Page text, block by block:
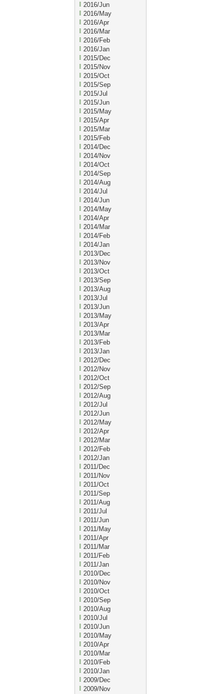
2016/Jun
2016/May
2016/Apr
2016/Mar
2016/Feb
2016/Jan
2015/Dec
2015/Nov
2015/Oct
2015/Sep
2015/Jul
2015/Jun
2015/May
2015/Apr
2015/Mar
2015/Feb
2014/Dec
2014/Nov
2014/Oct
2014/Sep
2014/Aug
2014/Jul
2014/Jun
2014/May
2014/Apr
2014/Mar
2014/Feb
2014/Jan
2013/Dec
2013/Nov
2013/Oct
2013/Sep
2013/Aug
2013/Jul
2013/Jun
2013/May
2013/Apr
2013/Mar
2013/Feb
2013/Jan
2012/Dec
2012/Nov
2012/Oct
2012/Sep
2012/Aug
2012/Jul
2012/Jun
2012/May
2012/Apr
2012/Mar
2012/Feb
2012/Jan
2011/Dec
2011/Nov
2011/Oct
2011/Sep
2011/Aug
2011/Jul
2011/Jun
2011/May
2011/Apr
2011/Mar
2011/Feb
2011/Jan
2010/Dec
2010/Nov
2010/Oct
2010/Sep
2010/Aug
2010/Jul
2010/Jun
2010/May
2010/Apr
2010/Mar
2010/Feb
2010/Jan
2009/Dec
2009/Nov